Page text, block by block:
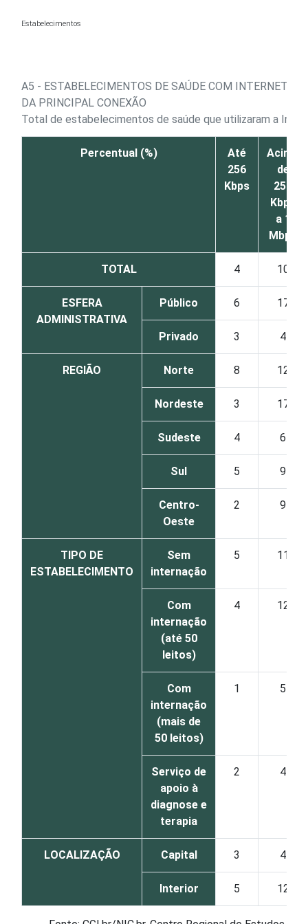
Estabelecimentos
A5 - ESTABELECIMENTOS DE SAÚDE COM INTERNET,
DA PRINCIPAL CONEXÃO
Total de estabelecimentos de saúde que utilizaram a
Percentual (%)
Até
256
Kbps
Acima
de
256
Kbps
a 1
Mbps
TOTAL 4 10
ESFERA
ADMINISTRATIVA
Público 6 17
Privado 3 4
REGIÃO Norte 8 12
Nordeste 3 17
Sudeste 4 6
Sul 5 9
Centro-
Oeste
2 9
TIPO DE
ESTABELECIMENTO
Sem
internação
5 11
Com
internação
(até 50
leitos)
4 12
Com
internação
(mais de
50 leitos)
1 5
Serviço de
apoio à
diagnose e
terapia
2 4
LOCALIZAÇÃO Capital 3 4
Interior 5 12